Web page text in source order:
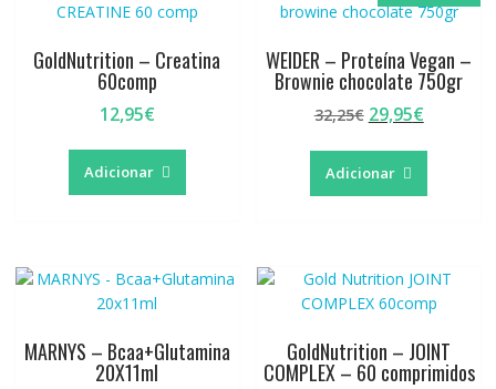
GoldNutrition – Creatina
60comp
12,95€
Adicionar
WEIDER – Proteína Vegan –
Brownie chocolate 750gr
32,25€ O
original
era:
29,95€O
Adicionar
MARNYS – Bcaa+Glutamina
20X11ml
GoldNutrition – JOINT
COMPLEX – 60 comprimidos